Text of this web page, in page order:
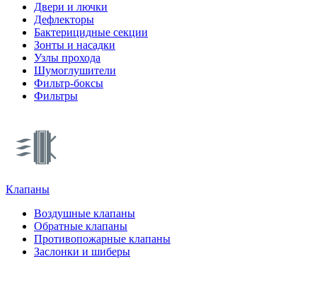
Двери и лючки
Дефлекторы
Бактерицидные секции
Зонты и насадки
Узлы прохода
Шумоглушители
Фильтр-боксы
Фильтры
Клапаны
Воздушные клапаны
Обратные клапаны
Противопожарные клапаны
Заслонки и шиберы